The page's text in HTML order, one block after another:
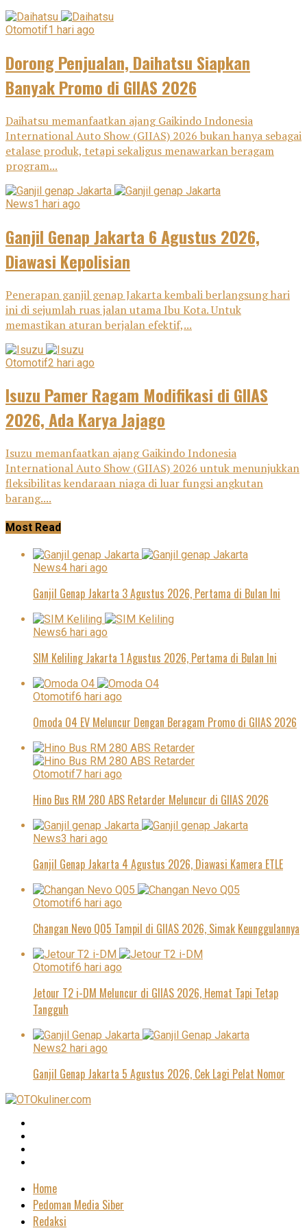
Otomotif1 hari ago
Dorong Penjualan, Daihatsu Siapkan
Banyak Promo di GIIAS 2026
Daihatsu memanfaatkan ajang Gaikindo Indonesia
International Auto Show (GIIAS) 2026 bukan hanya sebagai
etalase produk, tetapi sekaligus menawarkan beragam
program...
News1 hari ago
Ganjil Genap Jakarta 6 Agustus 2026,
Diawasi Kepolisian
Penerapan ganjil genap Jakarta kembali berlangsung hari
ini di sejumlah ruas jalan utama Ibu Kota. Untuk
memastikan aturan berjalan efektif,...
Otomotif2 hari ago
Isuzu Pamer Ragam Modifikasi di GIIAS
2026, Ada Karya Jajago
Isuzu memanfaatkan ajang Gaikindo Indonesia
International Auto Show (GIIAS) 2026 untuk menunjukkan
fleksibilitas kendaraan niaga di luar fungsi angkutan
barang....
Most Read
News4 hari ago
Ganjil Genap Jakarta 3 Agustus 2026, Pertama di Bulan Ini
News6 hari ago
SIM Keliling Jakarta 1 Agustus 2026, Pertama di Bulan Ini
Otomotif6 hari ago
Omoda O4 EV Meluncur Dengan Beragam Promo di GIIAS 2026
Otomotif7 hari ago
Hino Bus RM 280 ABS Retarder Meluncur di GIIAS 2026
News3 hari ago
Ganjil Genap Jakarta 4 Agustus 2026, Diawasi Kamera ETLE
Otomotif6 hari ago
Changan Nevo Q05 Tampil di GIIAS 2026, Simak Keunggulannya
Otomotif6 hari ago
Jetour T2 i-DM Meluncur di GIIAS 2026, Hemat Tapi Tetap
Tangguh
News2 hari ago
Ganjil Genap Jakarta 5 Agustus 2026, Cek Lagi Pelat Nomor
Home
Pedoman Media Siber
Redaksi